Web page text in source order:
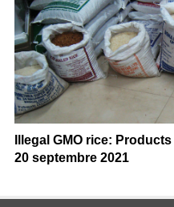
Illegal GMO rice:
20 septembre 2021